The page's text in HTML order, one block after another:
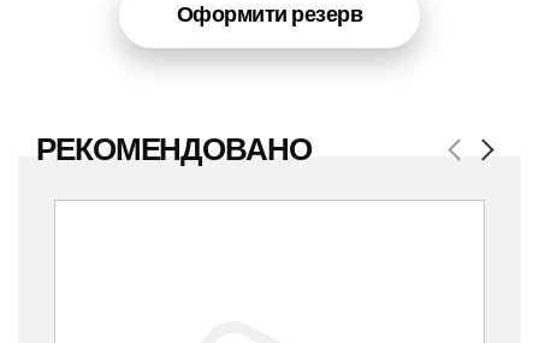
Оформити резерв
РЕКОМЕНДОВАНО Previous
Next